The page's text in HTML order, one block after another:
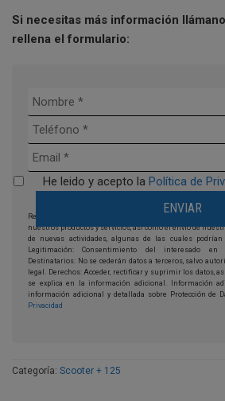
Si necesitas más información
rellena el formulario:
He leido y acepto la Política de
Responsable: Moto Franchising, s.l. Finalidad: la
nuestros productos y servicios, así como el envío de
de nuevas actividades, algunas de las cuales podrían
Legitimación: Consentimiento del interesado
Destinatarios: No se cederán datos a terceros, salvo
legal. Derechos: Acceder, rectificar y suprimir los datos,
se explica en la información adicional. Información
información adicional y detallada sobre Protección de
Privacidad
Categoría: Scooter + 125